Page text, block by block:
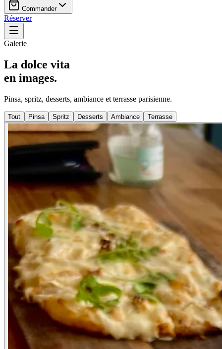
Commander
Réserver
Galerie
La dolce vita
en images.
Pinsa, spritz, desserts, ambiance et terrasse parisienne.
Tout Pinsa Spritz Desserts Ambiance Terrasse